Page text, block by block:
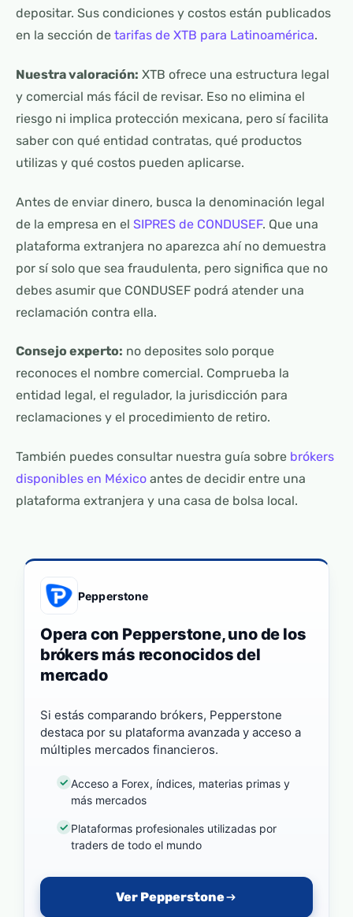
depositar. Sus condiciones y costos están publicados
en la sección de tarifas de XTB para Latinoamérica.
Nuestra valoración: XTB ofrece una estructura legal
y comercial más fácil de revisar. Eso no elimina el
riesgo ni implica protección mexicana, pero sí facilita
saber con qué entidad contratas, qué productos
utilizas y qué costos pueden aplicarse.
Antes de enviar dinero, busca la denominación legal
de la empresa en el SIPRES de CONDUSEF. Que una
plataforma extranjera no aparezca ahí no demuestra
por sí solo que sea fraudulenta, pero significa que no
debes asumir que CONDUSEF podrá atender una
reclamación contra ella.
Consejo experto: no deposites solo porque
reconoces el nombre comercial. Comprueba la
entidad legal, el regulador, la jurisdicción para
reclamaciones y el procedimiento de retiro.
También puedes consultar nuestra guía sobre brókers
disponibles en México antes de decidir entre una
plataforma extranjera y una casa de bolsa local.
Pepperstone
Opera con Pepperstone, uno de los
brókers más reconocidos del
mercado
Si estás comparando brókers, Pepperstone
destaca por su plataforma avanzada y acceso a
múltiples mercados financieros.
Acceso a Forex, índices, materias primas y
más mercados
Plataformas profesionales utilizadas por
traders de todo el mundo
Ver Pepperstone